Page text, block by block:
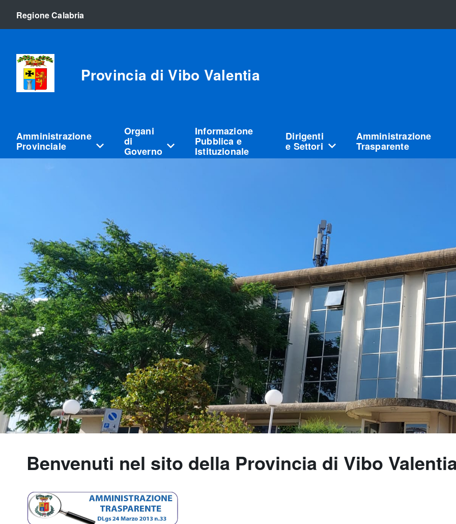
Regione Calabria
Provincia di Vibo Valentia
Amministrazione
Provinciale
Organi
di
Governo
Informazione
Pubblica e
Istituzionale
Dirigenti
e Settori
Amministrazione
Trasparente
Benvenuti nel sito della Provincia di Vibo